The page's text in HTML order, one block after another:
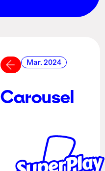
Mar. 2024
Carousel